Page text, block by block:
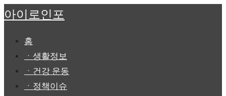
Skip
content
아이로인포
홈
ㆍ생활정보
ㆍ건강 운동
ㆍ정책이슈